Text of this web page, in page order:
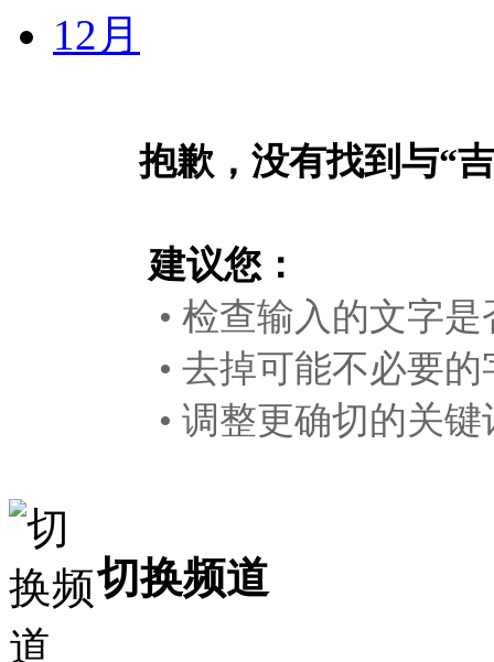
12月
抱歉，没有找到与“
建议您：
• 检查输入的文字是
• 去掉可能不必要
• 调整更确切的关
切换频道